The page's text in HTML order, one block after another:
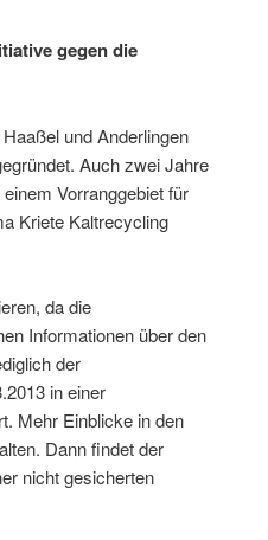
gegen die
und Anderlingen
Auch zwei Jahre
Vorranggebiet für
Kriete Kaltrecycling
da die
Informationen über den
der
in einer
Mehr Einblicke in den
Dann findet der
nicht gesicherten